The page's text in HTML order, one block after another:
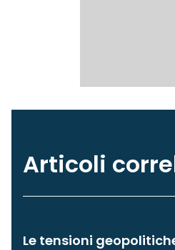
Articoli
Le tensioni